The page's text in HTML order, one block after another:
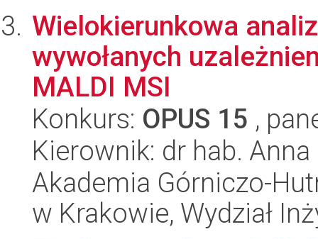
Wielokierunkowa
wywołanych
MALDI MSI
Konkurs: OPUS 15 ,
Kierownik: dr hab.
Akademia Górniczo-
w Krakowie, Wydział